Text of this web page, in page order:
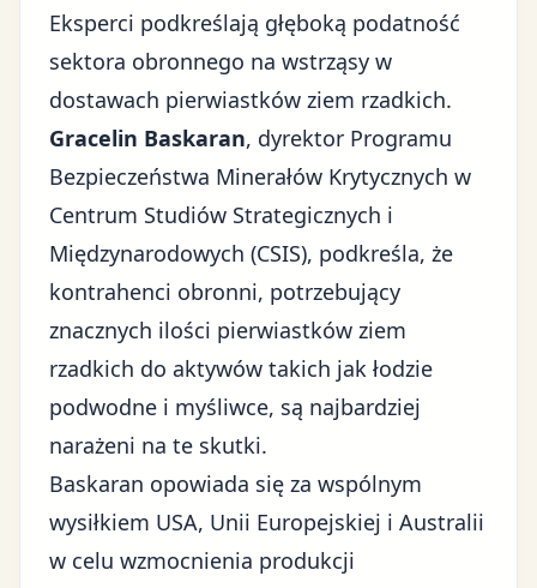
Eksperci podkreślają głęboką podatność
sektora obronnego na wstrząsy w
dostawach pierwiastków ziem rzadkich.
Gracelin Baskaran, dyrektor Programu
Bezpieczeństwa Minerałów Krytycznych w
Centrum Studiów Strategicznych i
Międzynarodowych (CSIS), podkreśla, że
kontrahenci obronni, potrzebujący
znacznych ilości pierwiastków ziem
rzadkich do aktywów takich jak łodzie
podwodne i myśliwce, są najbardziej
narażeni na te skutki.
Baskaran opowiada się za wspólnym
wysiłkiem USA, Unii Europejskiej i Australii
w celu wzmocnienia produkcji